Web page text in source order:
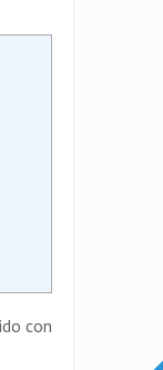
con